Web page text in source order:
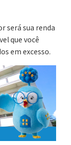
será sua renda
que você
em excesso.